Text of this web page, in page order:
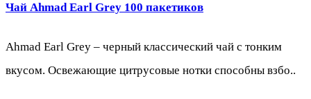
Чай Ahmad Earl Grey 100 пакетиков
Ahmad Earl Grey – черный классический чай с тонким
вкусом. Освежающие цитрусовые нотки способны взбо..